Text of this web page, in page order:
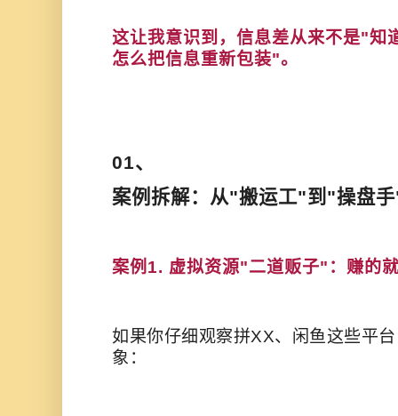
这让我意识到，信息差从来不是"知
怎么把信息重新包装"。
01、
案例拆解：从"搬运工"到"操盘
案例1. 虚拟资源"二道贩子"：赚的
如果你仔细观察拼XX、闲鱼这些平
象：